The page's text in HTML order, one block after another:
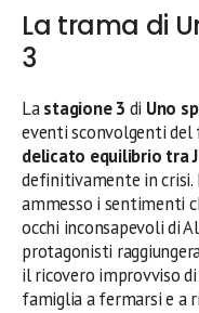
La trama di
3
Lastagione 3 di Uno
eventi sconvolgenti del
delicato equilibrio tra
definitivamente in crisi.
ammesso i sentimenti
occhi inconsapevoli di
protagonisti
il ricovero improvviso
famiglia a fermarsi e a